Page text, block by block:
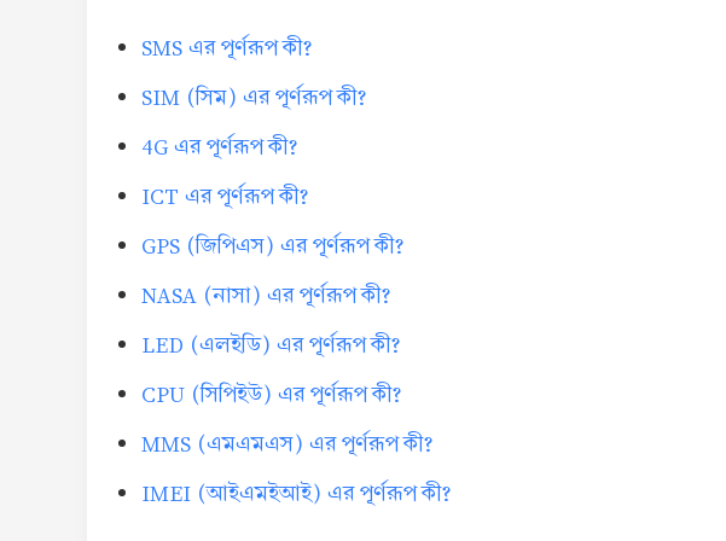
SMS এর পূর্ণরূপ কী?
SIM (সিম) এর পূর্ণরূপ কী?
4G এর পূর্ণরূপ কী?
ICT এর পূর্ণরূপ কী?
GPS (জিপিএস) এর পূর্ণরূপ কী?
NASA (নাসা) এর পূর্ণরূপ কী?
LED (এলইডি) এর পূর্ণরূপ কী?
CPU (সিপিইউ) এর পূর্ণরূপ কী?
MMS (এমএমএস) এর পূর্ণরূপ কী?
IMEI (আইএমইআই) এর পূর্ণরূপ কী?